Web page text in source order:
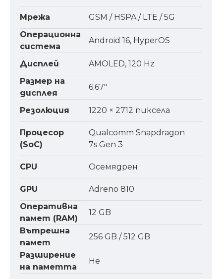
Мрежа
GSM / HSPA / LTE / 5G
Операционна
система
Android 16, HyperOS
Дисплей
AMOLED, 120 Hz
Размер на
дисплея
6.67"
Резолюция 1220 × 2712 пиксела
Процесор
(SoC)
Qualcomm Snapdragon
7s Gen 3
CPU Осемядрен
GPU
Adreno 810
Оперативна
памет (RAM)
12 GB
Вътрешна
памет
256 GB / 512 GB
Разширение
на паметта
Не